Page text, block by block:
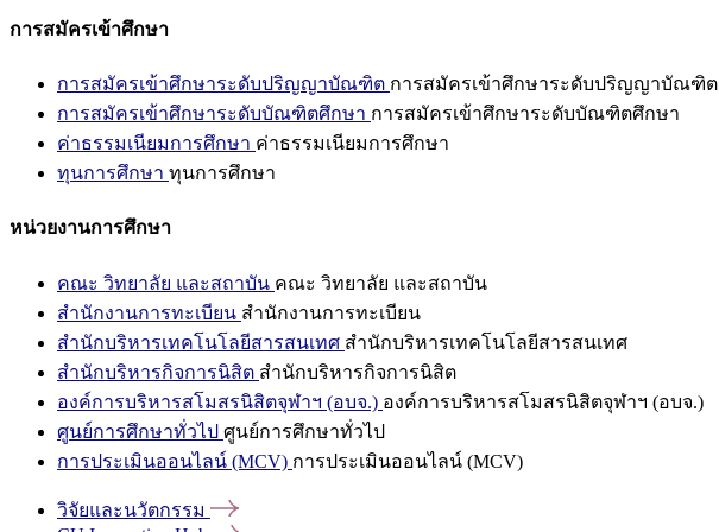
การสมัครเข้าศึกษา
การสมัครเข้าศึกษาระดับปริญญาบัณฑิต การสมัครเข้าศึกษาระดับปริญญาบัณฑิต
การสมัครเข้าศึกษาระดับบัณฑิตศึกษา การสมัครเข้าศึกษาระดับบัณฑิตศึกษา
ค่าธรรมเนียมการศึกษา ค่าธรรมเนียมการศึกษา
ทุนการศึกษา ทุนการศึกษา
หน่วยงานการศึกษา
คณะ วิทยาลัย และสถาบัน คณะ วิทยาลัย และสถาบัน
สำนักงานการทะเบียน สำนักงานการทะเบียน
สำนักบริหารเทคโนโลยีสารสนเทศ สำนักบริหารเทคโนโลยีสารสนเทศ
สำนักบริหารกิจการนิสิต สำนักบริหารกิจการนิสิต
องค์การบริหารสโมสรนิสิตจุฬาฯ (อบจ.) องค์การบริหารสโมสรนิสิตจุฬาฯ (อบจ.)
ศูนย์การศึกษาทั่วไป ศูนย์การศึกษาทั่วไป
การประเมินออนไลน์ (MCV) การประเมินออนไลน์ (MCV)
วิจัยและนวัตกรรม